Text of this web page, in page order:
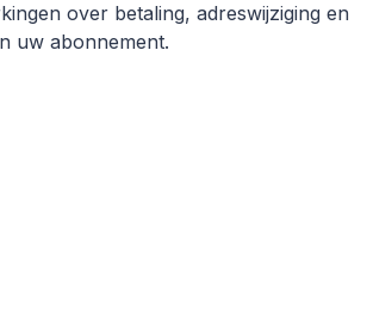
over betaling, adreswijziging en
uw abonnement.